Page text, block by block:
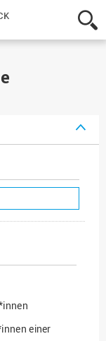
Hochschule
Osnabrück
-
einer